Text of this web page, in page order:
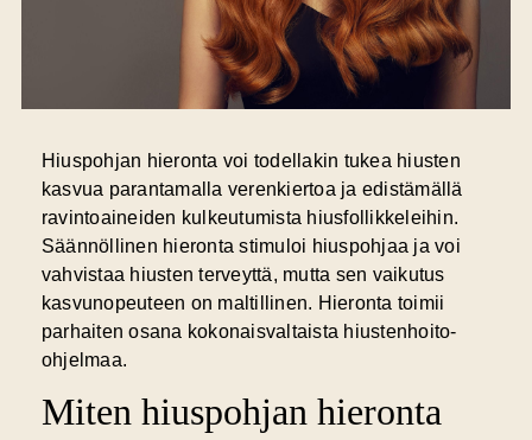
Hiuspohjan hieronta voi todellakin tukea hiusten
kasvua parantamalla verenkiertoa ja edistämällä
ravintoaineiden kulkeutumista hiusfollikkeleihin.
Säännöllinen hieronta stimuloi hiuspohjaa ja voi
vahvistaa hiusten terveyttä, mutta sen vaikutus
kasvunopeuteen on maltillinen. Hieronta toimii
parhaiten osana kokonaisvaltaista hiustenhoito-
ohjelmaa.
Miten hiuspohjan hieronta